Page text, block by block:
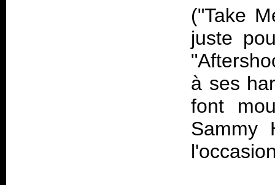
("Take
juste
à ses
font
Sammy